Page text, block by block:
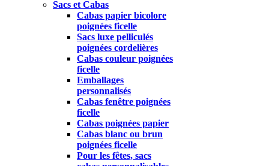
Sacs et Cabas
Cabas papier bicolore
poignées ficelle
Sacs luxe pelliculés
poignées cordelières
Cabas couleur poignées
ficelle
Emballages
personnalisés
Cabas fenêtre poignées
ficelle
Cabas poignées papier
Cabas blanc ou brun
poignées ficelle
Pour les fêtes, sacs